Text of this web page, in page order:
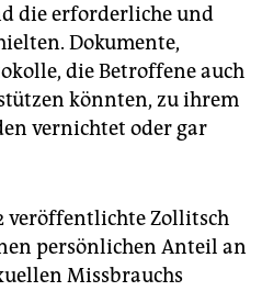
die erforderliche und
Dokumente,
die Betroffene auch
könnten, zu ihrem
vernichtet oder gar
veröffentlichte Zollitsch
persönlichen Anteil an
Missbrauchs